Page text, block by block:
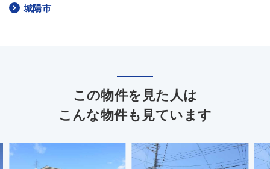
城陽市
この物件を見た人は
こんな物件も見ています